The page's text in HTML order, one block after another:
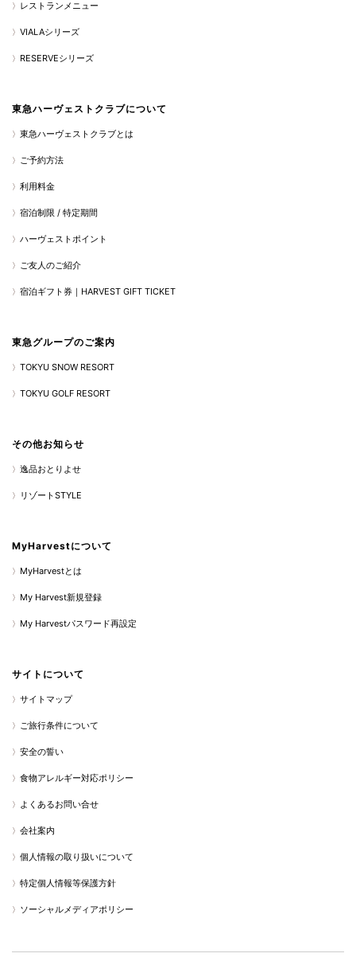
レストランメニュー
VIALAシリーズ
RESERVEシリーズ
東急ハーヴェストクラブについて
東急ハーヴェストクラブとは
ご予約方法
利用料金
宿泊制限 / 特定期間
ハーヴェストポイント
ご友人のご紹介
宿泊ギフト券｜HARVEST GIFT TICKET
東急グループのご案内
TOKYU SNOW RESORT
TOKYU GOLF RESORT
その他お知らせ
逸品おとりよせ
リゾートSTYLE
MyHarvestについて
MyHarvestとは
My Harvest新規登録
My Harvestパスワード再設定
サイトについて
サイトマップ
ご旅行条件について
安全の誓い
食物アレルギー対応ポリシー
よくあるお問い合せ
会社案内
個人情報の取り扱いについて
特定個人情報等保護方針
ソーシャルメディアポリシー